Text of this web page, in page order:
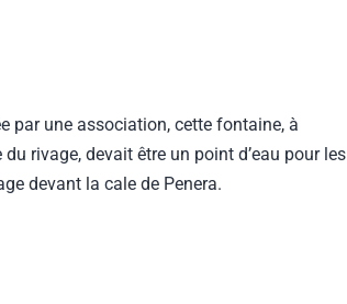
par une association, cette fontaine, à
rivage, devait être un point d’eau pour les
devant la cale de Penera.